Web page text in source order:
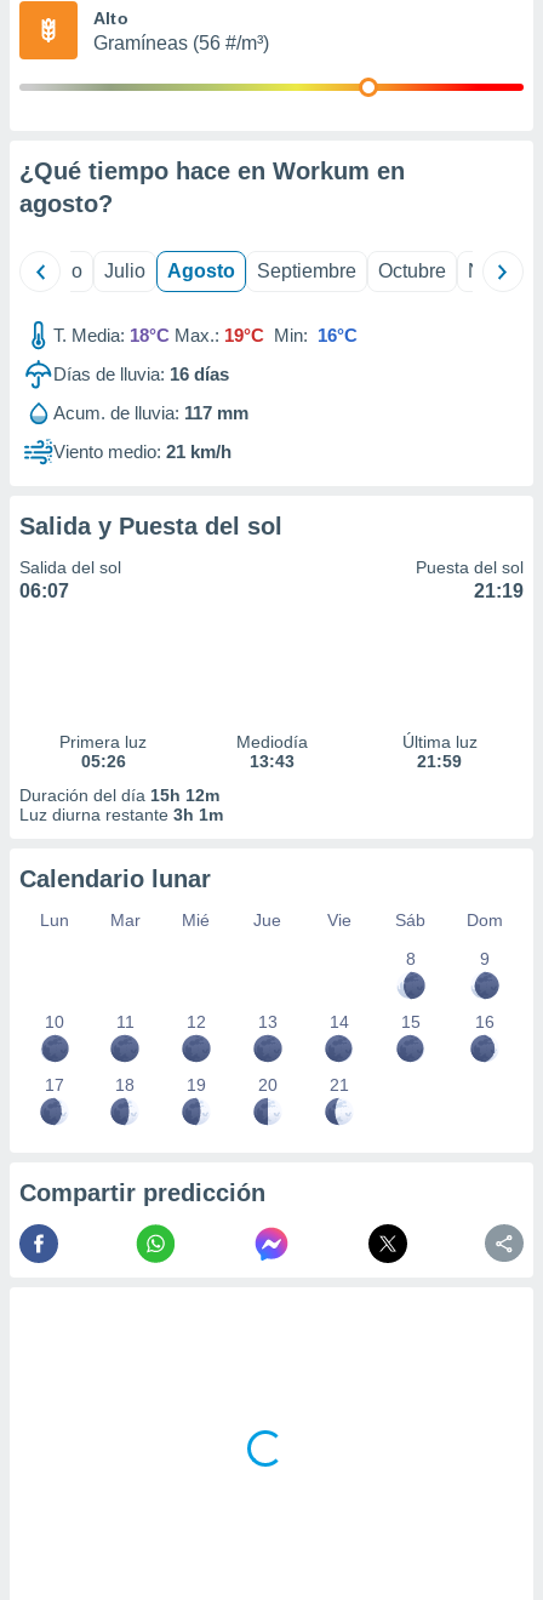
publicidad
1199
Alto
Gramíneas (56 #/m³)
¿Qué tiempo hace en Workum en
agosto?
Junio Julio Agosto Septiembre Octubre
T. Media: 18°C Max.: 19°C Min: 16°C
Días de lluvia: 16 días
Acum. de lluvia: 117 mm
Viento medio: 21 km/h
Salida y Puesta del sol
Salida del sol
06:07
Puesta del sol
21:19
Primera luz
05:26
Mediodía
13:43
Última luz
21:59
Duración del día 15h 12m
Luz diurna restante 3h 1m
Calendario lunar
Lun Mar Mié Jue Vie Sáb
Dom
8
9
10 11 12 13 14 15 16
17 18 19 20 21
Compartir predicción